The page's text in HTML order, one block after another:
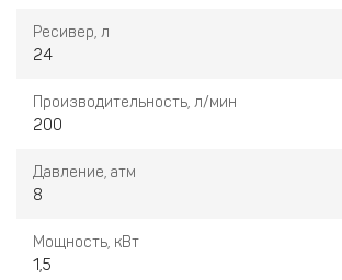
Ресивер, л
24
Производительность, л/мин
200
Давление, атм
8
Мощность, кВт
1,5